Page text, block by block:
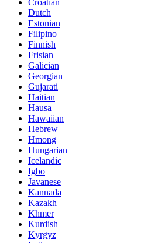
Croatian
Dutch
Estonian
Filipino
Finnish
Frisian
Galician
Georgian
Gujarati
Haitian
Hausa
Hawaiian
Hebrew
Hmong
Hungarian
Icelandic
Igbo
Javanese
Kannada
Kazakh
Khmer
Kurdish
Kyrgyz